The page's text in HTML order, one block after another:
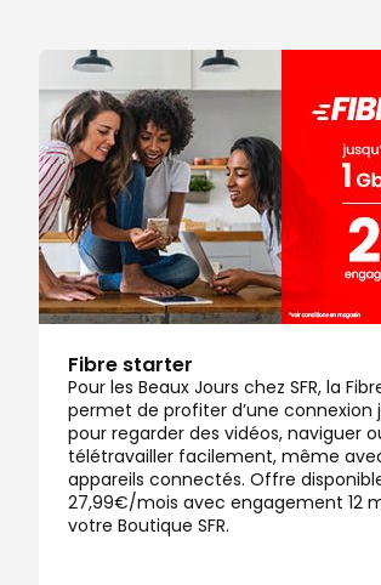
Fibre starter
Pour les Beaux Jours chez SFR, la
permet de profiter d’une connexion
pour regarder des vidéos, naviguer
télétravailler facilement, même
appareils connectés. Offre
27,99€/mois avec engagement 12
votre Boutique SFR.